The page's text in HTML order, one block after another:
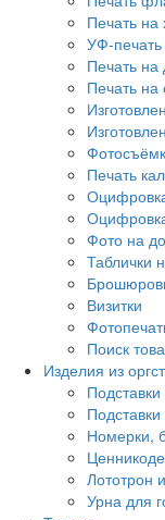
Печать на
УФ-
Печать
Печать на
Печать
Фото на
Таблички
Визитки
Поиск
Изделия из
Номерки,
Лототрон
Урна для